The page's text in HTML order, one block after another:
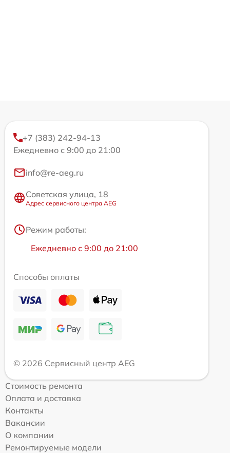
+7 (383) 242-94-13
Ежедневно с 9:00 до 21:00
info@re-aeg.ru
Советская улица, 18
Адрес сервисного центра AEG
Режим работы:
Ежедневно с 9:00 до 21:00
Способы оплаты
© 2026 Сервисный центр AEG
Стоимость ремонта
Оплата и доставка
Контакты
Вакансии
О компании
Ремонтируемые модели